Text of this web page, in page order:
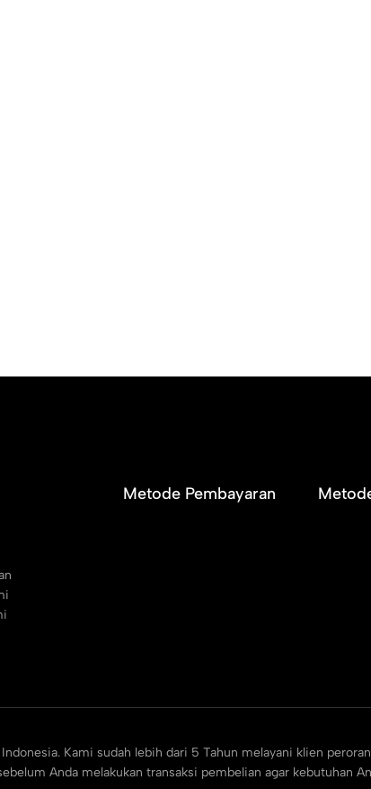
Metode Pembayaran
Kami sudah lebih dari 5 Tahun melayani klien
Anda melakukan transaksi pembelian agar kebutuhan